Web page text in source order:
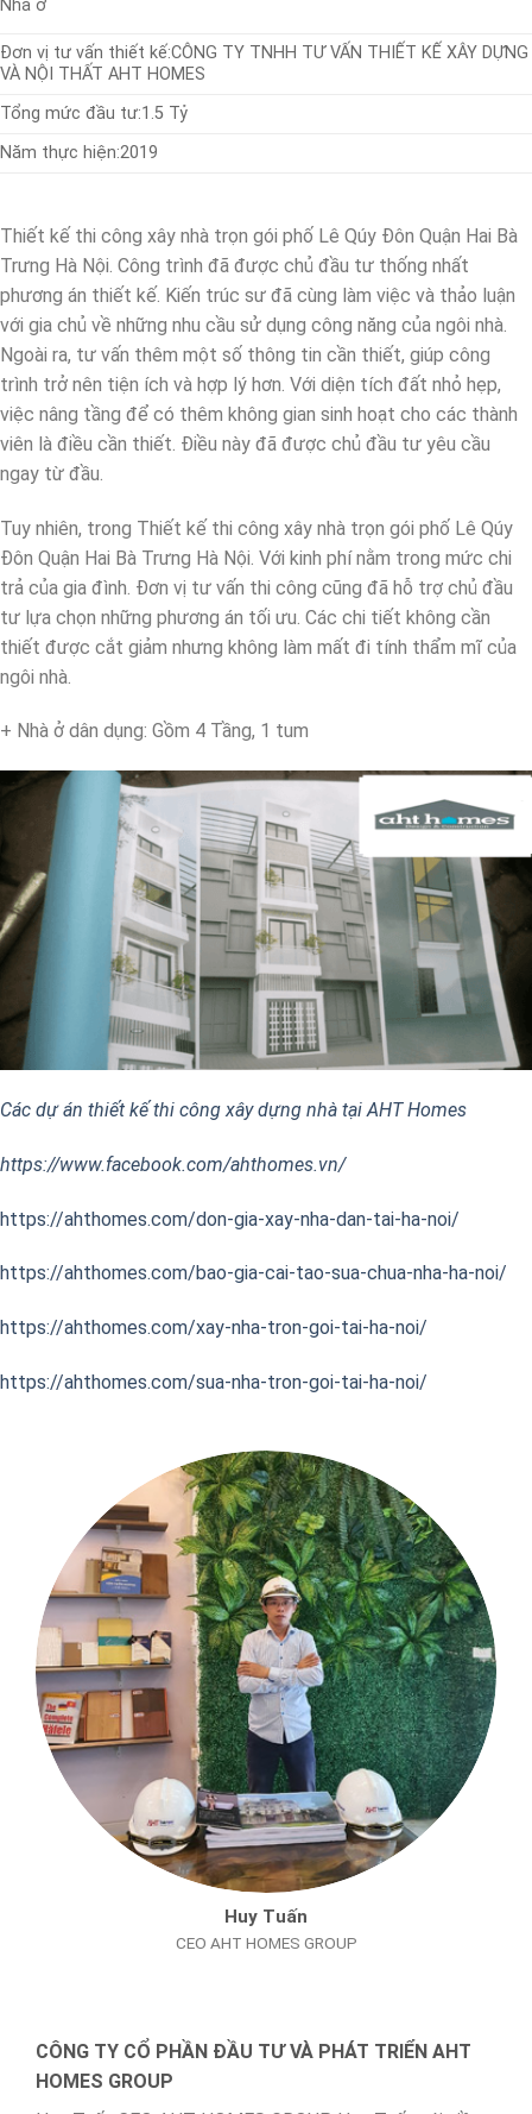
Nhà ở
Đơn vị tư vấn thiết kế:CÔNG TY TNHH TƯ VẤN THIẾT KẾ XÂY DỰNG
VÀ NỘI THẤT AHT HOMES
Tổng mức đầu tư:1.5 Tỷ
Năm thực hiện:2019
Thiết kế thi công xây nhà trọn gói phố Lê Qúy Đôn Quận Hai Bà
Trưng Hà Nội. Công trình đã được chủ đầu tư thống nhất
phương án thiết kế. Kiến trúc sư đã cùng làm việc và thảo luận
với gia chủ về những nhu cầu sử dụng công năng của ngôi nhà.
Ngoài ra, tư vấn thêm một số thông tin cần thiết, giúp công
trình trở nên tiện ích và hợp lý hơn. Với diện tích đất nhỏ hẹp,
việc nâng tầng để có thêm không gian sinh hoạt cho các thành
viên là điều cần thiết. Điều này đã được chủ đầu tư yêu cầu
ngay từ đầu.
Tuy nhiên, trong Thiết kế thi công xây nhà trọn gói phố Lê Qúy
Đôn Quận Hai Bà Trưng Hà Nội. Với kinh phí nằm trong mức chi
trả của gia đình. Đơn vị tư vấn thi công cũng đã hỗ trợ chủ đầu
tư lựa chọn những phương án tối ưu. Các chi tiết không cần
thiết được cắt giảm nhưng không làm mất đi tính thẩm mĩ của
ngôi nhà.
+ Nhà ở dân dụng: Gồm 4 Tầng, 1 tum
Các dự án thiết kế thi công xây dựng nhà tại AHT Homes
https://www.facebook.com/ahthomes.vn/
https://ahthomes.com/don-gia-xay-nha-dan-tai-ha-noi/
https://ahthomes.com/bao-gia-cai-tao-sua-chua-nha-ha-noi/
https://ahthomes.com/xay-nha-tron-goi-tai-ha-noi/
https://ahthomes.com/sua-nha-tron-goi-tai-ha-noi/
Huy Tuấn
CEO AHT HOMES GROUP
CÔNG TY CỔ PHẦN ĐẦU TƯ VÀ PHÁT TRIỂN AHT
HOMES GROUP